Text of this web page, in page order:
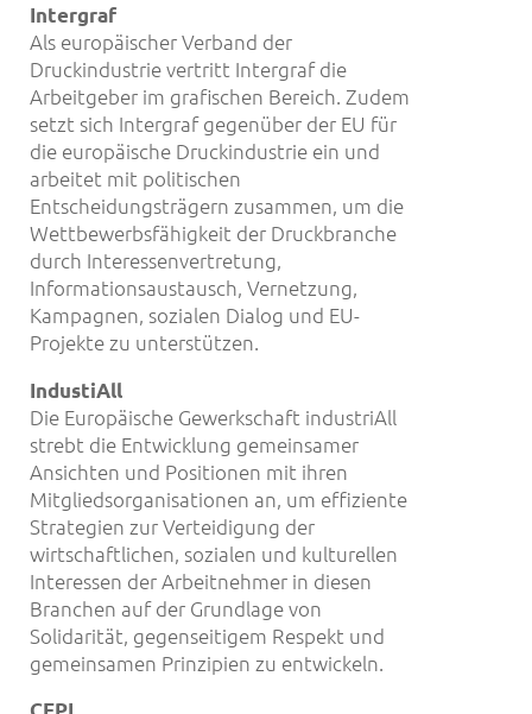
Intergraf
Als europäischer Verband der
Druckindustrie vertritt Intergraf die
Arbeitgeber im grafischen Bereich. Zudem
setzt sich Intergraf gegenüber der EU für
die europäische Druckindustrie ein und
arbeitet mit politischen
Entscheidungsträgern zusammen, um die
Wettbewerbsfähigkeit der Druckbranche
durch Interessenvertretung,
Informationsaustausch, Vernetzung,
Kampagnen, sozialen Dialog und EU-
Projekte zu unterstützen.
IndustiAll
Die Europäische Gewerkschaft industriAll
strebt die Entwicklung gemeinsamer
Ansichten und Positionen mit ihren
Mitgliedsorganisationen an, um effiziente
Strategien zur Verteidigung der
wirtschaftlichen, sozialen und kulturellen
Interessen der Arbeitnehmer in diesen
Branchen auf der Grundlage von
Solidarität, gegenseitigem Respekt und
gemeinsamen Prinzipien zu entwickeln.